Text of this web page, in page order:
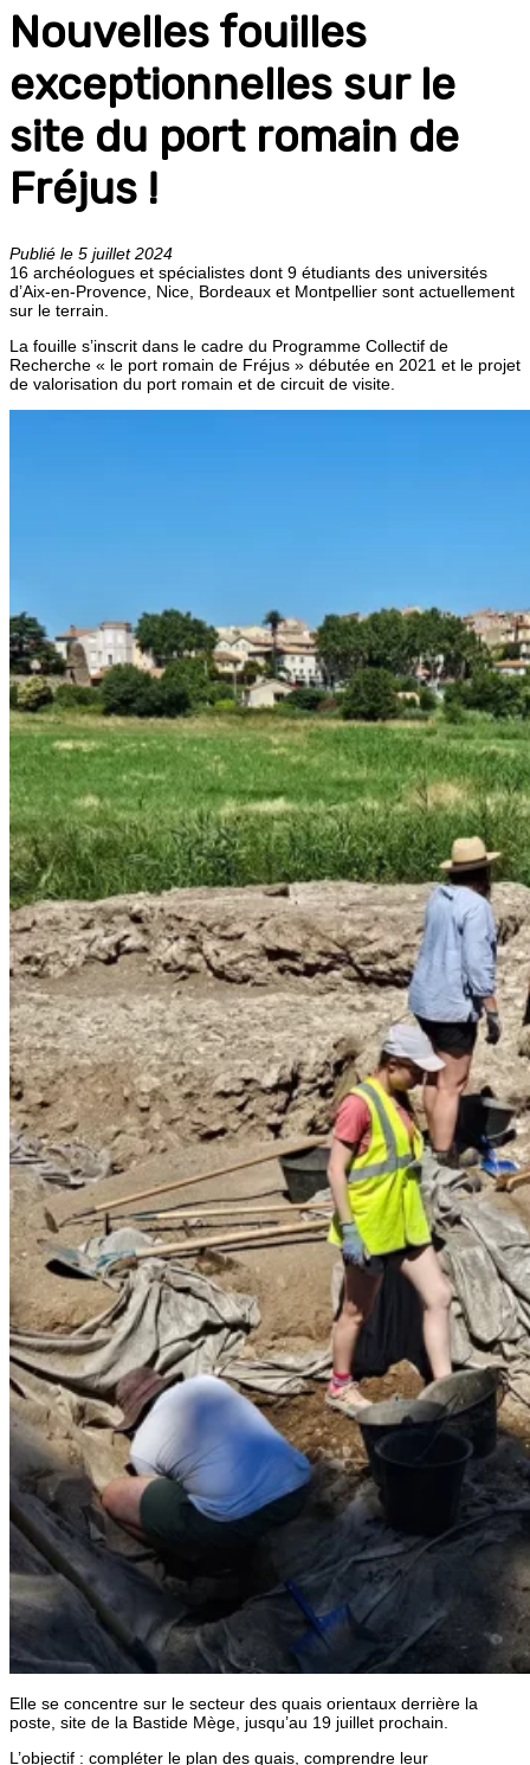
Nouvelles fouilles
exceptionnelles sur le
site du port romain de
Fréjus !
Publié le 5 juillet 2024
16 archéologues et spécialistes dont 9 étudiants des universités
d’Aix-en-Provence, Nice, Bordeaux et Montpellier sont actuellement
sur le terrain.
La fouille s’inscrit dans le cadre du Programme Collectif de
Recherche « le port romain de Fréjus » débutée en 2021 et le projet
de valorisation du port romain et de circuit de visite.
Elle se concentre sur le secteur des quais orientaux derrière la
poste, site de la Bastide Mège, jusqu’au 19 juillet prochain.
L’objectif : compléter le plan des quais, comprendre leur